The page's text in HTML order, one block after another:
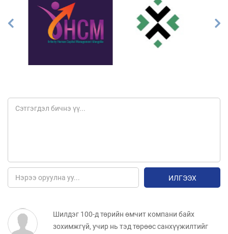
ИЛГЭЭХ
Шилдэг 100-д төрийн өмчит компани байх
зохимжгүй, учир нь тэд төрөөс санхүүжилтийг